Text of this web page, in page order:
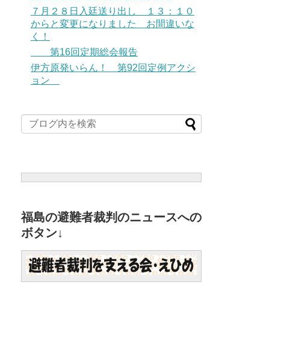
７月２８日入廷送り出し １３：１０
からと変更になりました お間違いな
く！
第16回定期総会報告
伊方原発いらん！ 第92回定例アクシ
ョン
福島の避難者裁判のニュースへの
ボタン↓